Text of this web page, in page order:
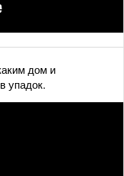
дом и
упадок.